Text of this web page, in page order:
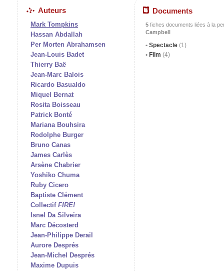
Auteurs
Mark Tompkins
Hassan Abdallah
Per Morten Abrahamsen
Jean-Louis Badet
Thierry Baë
Jean-Marc Balois
Ricardo Basualdo
Miquel Bernat
Rosita Boisseau
Patrick Bonté
Mariana Bouhsira
Rodolphe Burger
Bruno Canas
James Carlès
Arsène Chabrier
Yoshiko Chuma
Ruby Cicero
Baptiste Clément
Collectif FIRE!
Isnel Da Silveira
Marc Décosterd
Jean-Philippe Derail
Aurore Després
Jean-Michel Després
Maxime Dupuis
Documents
5 fiches documents liées à la
Campbell
Spectacle (1)
Film (4)